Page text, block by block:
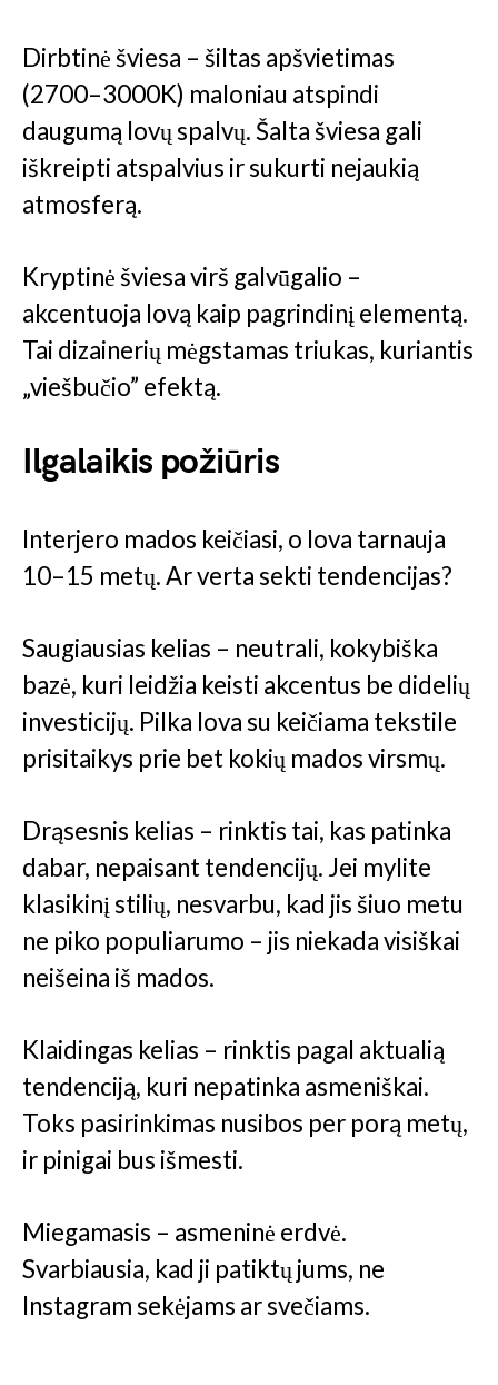
Dirbtinė šviesa – šiltas apšvietimas
(2700–3000K) maloniau atspindi
daugumą lovų spalvų. Šalta šviesa gali
iškreipti atspalvius ir sukurti nejaukią
atmosferą.
Kryptinė šviesa virš galvūgalio –
akcentuoja lovą kaip pagrindinį elementą.
Tai dizainerių mėgstamas triukas, kuriantis
„viešbučio” efektą.
Ilgalaikis požiūris
Interjero mados keičiasi, o lova tarnauja
10–15 metų. Ar verta sekti tendencijas?
Saugiausias kelias – neutrali, kokybiška
bazė, kuri leidžia keisti akcentus be didelių
investicijų. Pilka lova su keičiama tekstile
prisitaikys prie bet kokių mados virsmų.
Drąsesnis kelias – rinktis tai, kas patinka
dabar, nepaisant tendencijų. Jei mylite
klasikinį stilių, nesvarbu, kad jis šiuo metu
ne piko populiarumo – jis niekada visiškai
neišeina iš mados.
Klaidingas kelias – rinktis pagal aktualią
tendenciją, kuri nepatinka asmeniškai.
Toks pasirinkimas nusibos per porą metų,
ir pinigai bus išmesti.
Miegamasis – asmeninė erdvė.
Svarbiausia, kad ji patiktų jums, ne
Instagram sekėjams ar svečiams.